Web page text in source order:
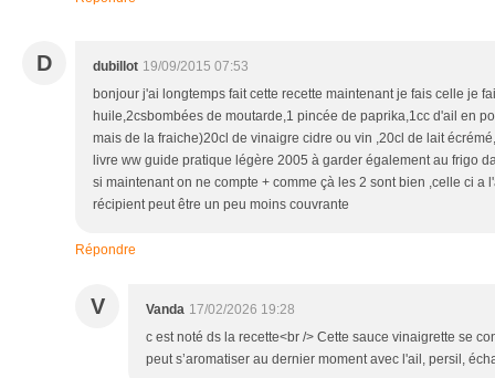
D dubillot 19/09/2015 07:53
bonjour j'ai longtemps fait cette recette maintenant je fais celle je
huile,2csbombées de moutarde,1 pincée de paprika,1cc d'ail en
mais de la fraiche)20cl de vinaigre cidre ou vin ,20cl de lait
livre ww guide pratique légère 2005 à garder également au frigo
si maintenant on ne compte + comme çà les 2 sont bien ,celle ci a
récipient peut être un peu moins couvrante
Répondre
V Vanda 17/02/2026 19:28
c est noté ds la recette<br /> Cette sauce vinaigrette se
peut s’aromatiser au dernier moment avec l'ail, persil,